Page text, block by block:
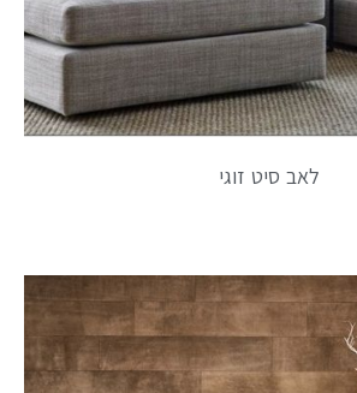
לאב סיט זוגי